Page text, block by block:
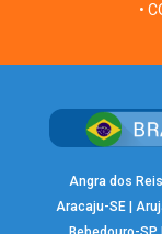
•
Angra dos
Aracaju-SE |